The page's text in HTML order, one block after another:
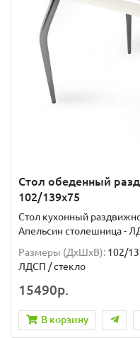
Стол обеденный
102/139х75
Стол кухонный
Апельсин столешница -
Размеры (ДхШxВ): 102/
ЛДСП / стекло
15490р.
В корзину